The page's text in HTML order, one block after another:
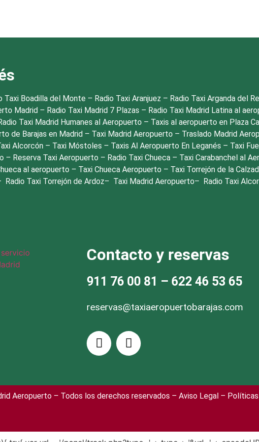
Taxi Boadilla del Monte – Radio Taxi Aranjuez – Radio Taxi Arganda del
Madrid – Radio Taxi Madrid 7 Plazas – Radio Taxi Madrid Latina al
Taxi Madrid Humanes al Aeropuerto – Taxis al aeropuerto en Plaza
de Barajas en Madrid – Taxi Madrid Aeropuerto – Traslado Madrid
Alcorcón – Taxi Móstoles – Taxis Al Aeropuerto En Leganés – Taxi
– Reserva Taxi Aeropuerto – Radio Taxi Chueca – Taxi Carabanchel al
al aeropuerto – Taxi Chueca Aeropuerto – Taxi Torrejón de la
Radio Taxi Torrejón de Ardoz– Taxi Madrid Aeropuerto– Radio Taxi
Contacto y reservas
911 76 00 81 – 622 46 53 65
reservas@taxiaeropuertobarajas.com
Aeropuerto – Todos los derechos reservados – Aviso Legal –